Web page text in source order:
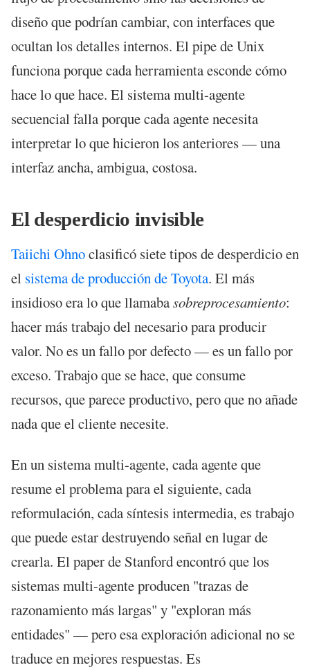
diseño que podrían cambiar, con interfaces que
ocultan los detalles internos. El pipe de Unix
funciona porque cada herramienta esconde cómo
hace lo que hace. El sistema multi-agente
secuencial falla porque cada agente necesita
interpretar lo que hicieron los anteriores — una
interfaz ancha, ambigua, costosa.
El desperdicio invisible
Taiichi Ohnoclasificó siete tipos de desperdicio en
el sistema de producción de Toyota. El más
insidioso era lo que llamabasobreprocesamiento:
hacer más trabajo del necesario para producir
valor. No es un fallo por defecto — es un fallo por
exceso. Trabajo que se hace, que consume
recursos, que parece productivo, pero que no añade
nada que el cliente necesite.
En un sistema multi-agente, cada agente que
resume el problema para el siguiente, cada
reformulación, cada síntesis intermedia, es trabajo
que puede estar destruyendo señal en lugar de
crearla. El paper de Stanford encontró que los
sistemas multi-agente producen "trazas de
razonamiento más largas" y "exploran más
entidades" — pero esa exploración adicional no se
traduce en mejores respuestas. Es